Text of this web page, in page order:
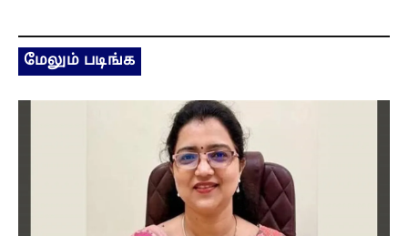
மேலும் படிங்க